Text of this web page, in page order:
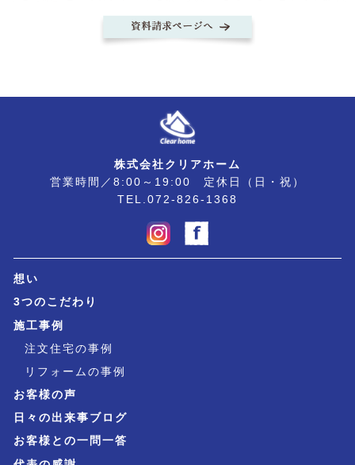
株式会社クリアホーム
営業時間／8:00～19:00 定休日（日・祝）
TEL.072-826-1368
想い
3つのこだわり
施工事例
注文住宅の事例
リフォームの事例
お客様の声
日々の出来事ブログ
お客様との一問一答